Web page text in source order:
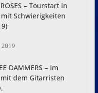
– Tourstart in
Schwierigkeiten
DAMMERS – Im
dem Gitarristen